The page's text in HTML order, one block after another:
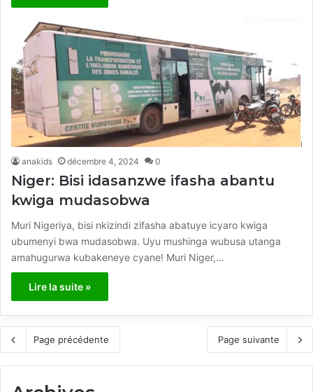
anakids décembre 4, 2024 0
Niger: Bisi idasanzwe ifasha abantu
kwiga mudasobwa
Muri Nigeriya, bisi nkizindi zifasha abatuye icyaro kwiga
ubumenyi bwa mudasobwa. Uyu mushinga wubusa utanga
amahugurwa kubakeneye cyane! Muri Niger,…
Lire la suite »
Page précédente Page suivante